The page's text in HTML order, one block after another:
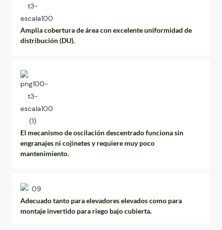
Amplia cobertura de área con excelente uniformidad de
distribución (DU).
El mecanismo de oscilación descentrado funciona sin
engranajes ni cojinetes y requiere muy poco
mantenimiento.
Adecuado tanto para elevadores elevados como para
montaje invertido para riego bajo cubierta.